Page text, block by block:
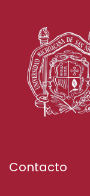
Contacto